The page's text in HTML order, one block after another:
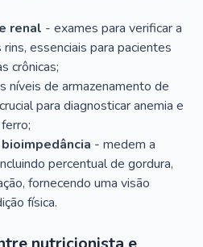
renal - exames para verificar a
essenciais para pacientes
crônicas;
níveis de armazenamento de
para diagnosticar anemia e
- medem a
percentual de gordura,
fornecendo uma visão
física.